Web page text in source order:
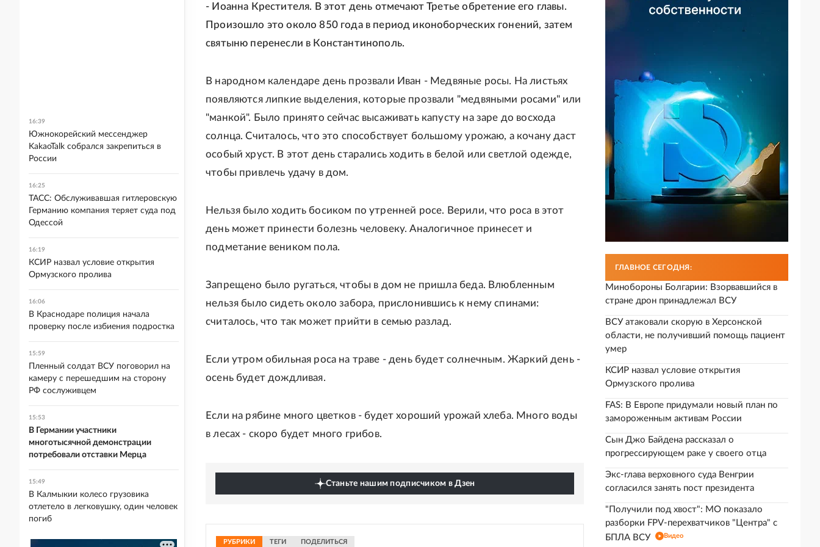
- Иоанна Крестителя. В этот день отмечают Третье обретение его главы.
Произошло это около 850 года в период иконоборческих гонений, затем
святыню перенесли в Константинополь.
В народном календаре день прозвали Иван - Медвяные росы. На листьях
появляются липкие выделения, которые прозвали "медвяными росами" или
"манкой". Было принято сейчас высаживать капусту на заре до восхода
солнца. Считалось, что это способствует большому урожаю, а кочану даст
особый хруст. В этот день старались ходить в белой или светлой одежде,
чтобы привлечь удачу в дом.
Нельзя было ходить босиком по утренней росе. Верили, что роса в этот
день может принести болезнь человеку. Аналогичное принесет и
подметание веником пола.
Запрещено было ругаться, чтобы в дом не пришла беда. Влюбленным
нельзя было сидеть около забора, прислонившись к нему спинами:
считалось, что так может прийти в семью разлад.
Если утром обильная роса на траве - день будет солнечным. Жаркий день -
осень будет дождливая.
Если на рябине много цветков - будет хороший урожай хлеба. Много воды
в лесах - скоро будет много грибов.
Станьте нашим подписчиком в Дзен
РУБРИКИ ТЕГИ ПОДЕЛИТЬСЯ
ГЛАВНОЕ СЕГОДНЯ:
Минобороны Болгарии: Взорвавшийся в
стране дрон принадлежал ВСУ
ВСУ атаковали скорую в Херсонской
области, не получивший помощь пациент
умер
КСИР назвал условие открытия
Ормузского пролива
FAS: В Европе придумали новый план по
замороженным активам России
Сын Джо Байдена рассказал о
прогрессирующем раке у своего отца
Экс-глава верховного суда Венгрии
согласился занять пост президента
"Получили под хвост": МО показало
разборки FPV-перехватчиков "Центра" с
БПЛА ВСУ
Видео
16:39
Южнокорейский мессенджер
KakaoTalk собрался закрепиться в
России
16:25
ТАСС: Обслуживавшая гитлеровскую
Германию компания теряет суда под
Одессой
16:19
КСИР назвал условие открытия
Ормузского пролива
16:06
В Краснодаре полиция начала
проверку после избиения подростка
15:59
Пленный солдат ВСУ поговорил на
камеру с перешедшим на сторону
РФ сослуживцем
15:53
В Германии участники
многотысячной демонстрации
потребовали отставки Мерца
15:49
В Калмыкии колесо грузовика
отлетело в легковушку, один человек
погиб